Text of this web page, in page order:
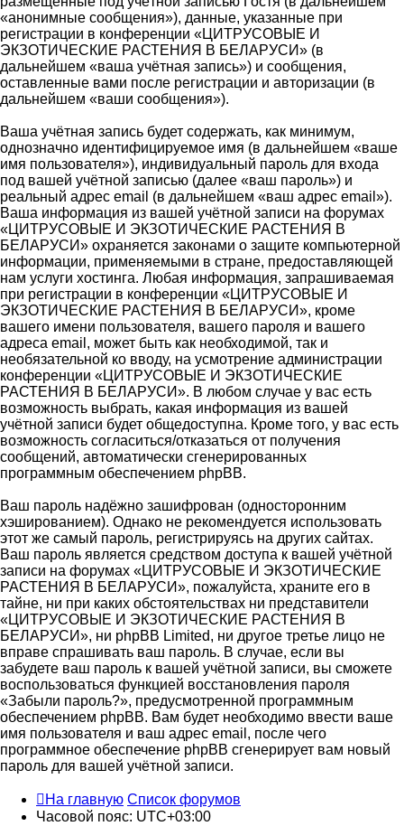
«анонимные сообщения»), данные, указанные при
регистрации в конференции «ЦИТРУСОВЫЕ И
ЭКЗОТИЧЕСКИЕ РАСТЕНИЯ В БЕЛАРУСИ» (в
дальнейшем «ваша учётная запись») и сообщения,
оставленные вами после регистрации и авторизации (в
дальнейшем «ваши сообщения»).
Ваша учётная запись будет содержать, как минимум,
однозначно идентифицируемое имя (в дальнейшем «ваше
имя пользователя»), индивидуальный пароль для входа
под вашей учётной записью (далее «ваш пароль») и
реальный адрес email (в дальнейшем «ваш адрес email»).
Ваша информация из вашей учётной записи на форумах
«ЦИТРУСОВЫЕ И ЭКЗОТИЧЕСКИЕ РАСТЕНИЯ В
БЕЛАРУСИ» охраняется законами о защите компьютерной
информации, применяемыми в стране, предоставляющей
нам услуги хостинга. Любая информация, запрашиваемая
при регистрации в конференции «ЦИТРУСОВЫЕ И
ЭКЗОТИЧЕСКИЕ РАСТЕНИЯ В БЕЛАРУСИ», кроме
вашего имени пользователя, вашего пароля и вашего
адреса email, может быть как необходимой, так и
необязательной ко вводу, на усмотрение администрации
конференции «ЦИТРУСОВЫЕ И ЭКЗОТИЧЕСКИЕ
РАСТЕНИЯ В БЕЛАРУСИ». В любом случае у вас есть
возможность выбрать, какая информация из вашей
учётной записи будет общедоступна. Кроме того, у вас есть
возможность согласиться/отказаться от получения
сообщений, автоматически сгенерированных
программным обеспечением phpBB.
Ваш пароль надёжно зашифрован (односторонним
хэшированием). Однако не рекомендуется использовать
этот же самый пароль, регистрируясь на других сайтах.
Ваш пароль является средством доступа к вашей учётной
записи на форумах «ЦИТРУСОВЫЕ И ЭКЗОТИЧЕСКИЕ
РАСТЕНИЯ В БЕЛАРУСИ», пожалуйста, храните его в
тайне, ни при каких обстоятельствах ни представители
«ЦИТРУСОВЫЕ И ЭКЗОТИЧЕСКИЕ РАСТЕНИЯ В
БЕЛАРУСИ», ни phpBB Limited, ни другое третье лицо не
вправе спрашивать ваш пароль. В случае, если вы
забудете ваш пароль к вашей учётной записи, вы сможете
воспользоваться функцией восстановления пароля
«Забыли пароль?», предусмотренной программным
обеспечением phpBB. Вам будет необходимо ввести ваше
имя пользователя и ваш адрес email, после чего
программное обеспечение phpBB сгенерирует вам новый
пароль для вашей учётной записи.
На главную Список форумов
Часовой пояс: UTC+03:00